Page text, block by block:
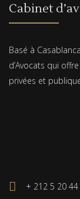
Cabinet
Basé à
d’Avocats qui
privées et
+ 212 5 20